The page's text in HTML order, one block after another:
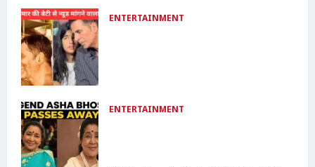
ENTERTAINMENT
ENTERTAINMENT